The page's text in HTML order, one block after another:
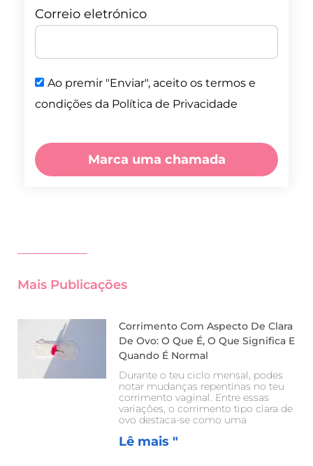
Correio eletrónico
Ao premir "Enviar", aceito os termos e
condições da Política de Privacidade
Marca uma chamada
Mais Publicações
Corrimento Com Aspecto De Clara
De Ovo: O Que É, O Que Significa E
Quando É Normal
Durante o teu ciclo mensal, podes
notar mudanças repentinas no teu
corrimento vaginal. Entre essas
variações, o corrimento tipo clara de
ovo destaca-se como uma
Lê mais "